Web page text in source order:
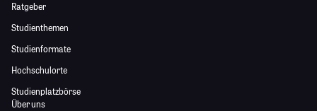
Ratgeber
Studienthemen
Studienformate
Hochschulorte
Studienplatzbörse
Über uns